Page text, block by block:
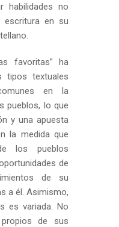
habilidades no
en su
favoritas” ha
tipos textuales
en la
pueblos, lo que
y una apuesta
la medida que
los pueblos
de
de su
a él. Asimismo,
es variada. No
de sus